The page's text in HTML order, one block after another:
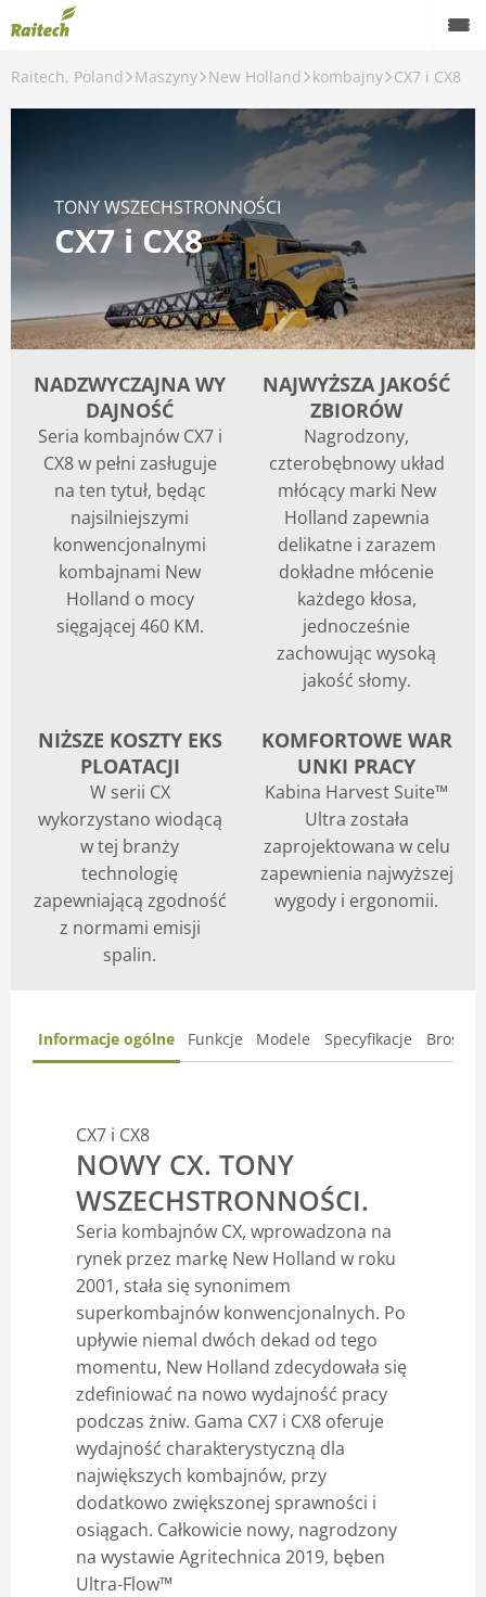
Raitech, Poland Maszyny New Holland kombajny CX7 i CX8
TONY WSZECHSTRONNOŚCI
CX7 i CX8
NADZWYCZAJNA WY
DAJNOŚĆ
Seria kombajnów CX7 i
CX8 w pełni zasługuje
na ten tytuł, będąc
najsilniejszymi
konwencjonalnymi
kombajnami New
Holland o mocy
sięgającej 460 KM.
NAJWYŻSZA JAKOŚĆ
ZBIORÓW
Nagrodzony,
czterobębnowy układ
młócący marki New
Holland zapewnia
delikatne i zarazem
dokładne młócenie
każdego kłosa,
jednocześnie
zachowując wysoką
jakość słomy.
NIŻSZE KOSZTY EKS
PLOATACJI
W serii CX
wykorzystano wiodącą
w tej branży
technologię
zapewniającą zgodność
z normami emisji
spalin.
KOMFORTOWE WAR
UNKI PRACY
Kabina Harvest Suite™
Ultra została
zaprojektowana w celu
zapewnienia najwyższej
wygody i ergonomii.
Informacje ogólne Funkcje Modele Specyfikacje
CX7 i CX8
NOWY CX. TONY
WSZECHSTRONNOŚCI.
Seria kombajnów CX, wprowadzona na
rynek przez markę New Holland w roku
2001, stała się synonimem
superkombajnów konwencjonalnych. Po
upływie niemal dwóch dekad od tego
momentu, New Holland zdecydowała się
zdefiniować na nowo wydajność pracy
podczas żniw. Gama CX7 i CX8 oferuje
wydajność charakterystyczną dla
największych kombajnów, przy
dodatkowo zwiększonej sprawności i
osiągach. Całkowicie nowy, nagrodzony
na wystawie Agritechnica 2019, bęben
Ultra-Flow™
Serwis
Rolnictwo precyzyjne
Finansowanie
Kariera
O nas
Kontakt
Blog